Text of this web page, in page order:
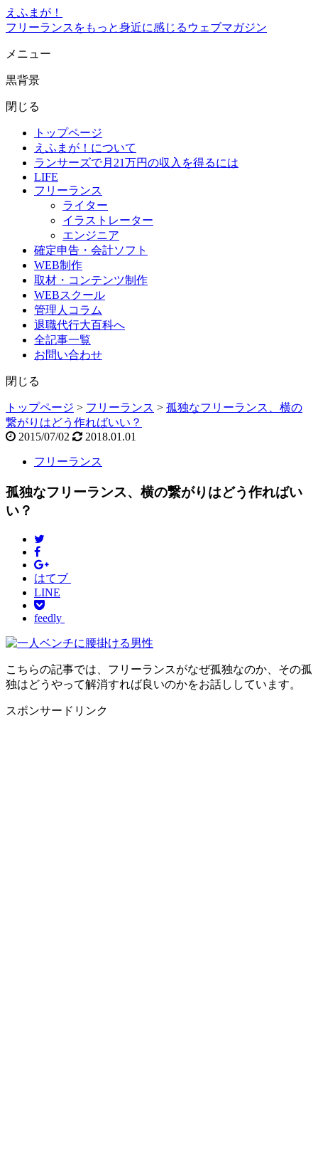
えふまが！
フリーランスをもっと身近に感じるウェブマガジン
メニュー
黒背景
閉じる
トップページ
えふまが！について
ランサーズで月21万円の収入を得るには
LIFE
フリーランス
ライター
イラストレーター
エンジニア
確定申告・会計ソフト
WEB制作
取材・コンテンツ制作
WEBスクール
管理人コラム
退職代行大百科へ
全記事一覧
お問い合わせ
閉じる
トップページ > フリーランス > 孤独なフリーランス、横の
繋がりはどう作ればいい？
2015/07/02
2018.01.01
フリーランス
孤独なフリーランス、横の繋がりはどう作ればい
い？
はてブ
LINE
feedly
こちらの記事では、フリーランスがなぜ孤独なのか、その孤
独はどうやって解消すれば良いのかをお話ししています。
スポンサードリンク